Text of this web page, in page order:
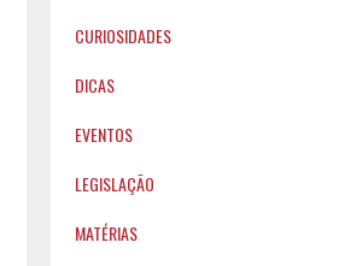
CURIOSIDADES
DICAS
EVENTOS
LEGISLAÇÃO
MATÉRIAS